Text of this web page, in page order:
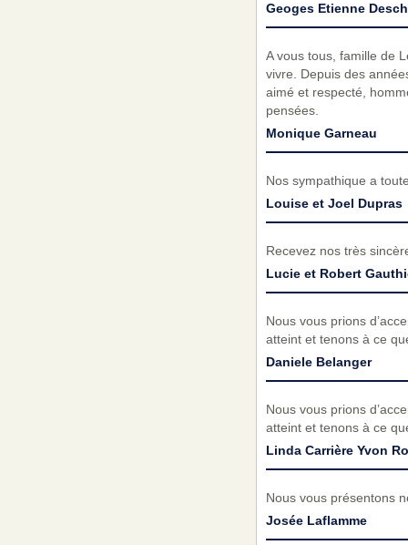
Geoges Etienne
A vous tous, famille de
vivre. Depuis des
aimé et respecté,
pensées.
Monique Garneau
Nos sympathique a
Louise et Joel Dupras
Recevez nos très
Lucie et Robert
Nous vous prions
atteint et tenons à ce
Daniele Belanger
Nous vous prions
atteint et tenons à ce
Linda Carrière Yvon
Nous vous présentons
Josée Laflamme